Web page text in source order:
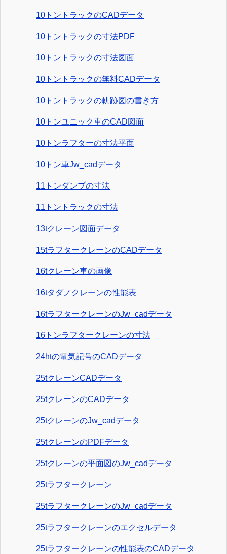
10トントラックのCADデータ
10トントラックの寸法PDF
10トントラックの寸法図面
10トントラックの無料CADデータ
10トントラックの軌跡図の書き方
10トンユニック車のCAD図面
10トンラフターの寸法平面
10トン車Jw_cadデータ
11トンダンプの寸法
11トントラックの寸法
13tクレーン図面データ
15tラフタークレーンのCADデータ
16tクレーン車の画像
16tタダノクレーンの性能表
16tラフタークレーンのJw_cadデータ
16トンラフタークレーンの寸法
24htの電気記号のCADデータ
25tクレーンCADデータ
25tクレーンのCADデータ
25tクレーンのJw_cadデータ
25tクレーンのPDFデータ
25tクレーンの平面図のJw_cadデータ
25tラフタークレーン
25tラフタークレーンのJw_cadデータ
25tラフタークレーンのエクセルデータ
25tラフタークレーンの性能表のCADデータ